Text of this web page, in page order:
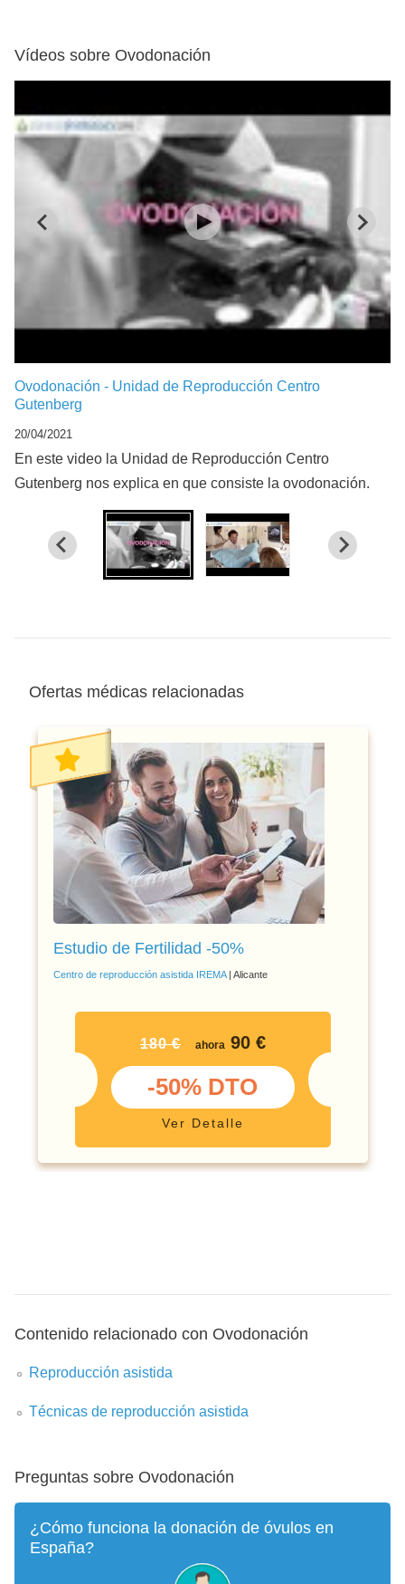
Vídeos sobre Ovodonación
Ovodonación - Unidad de Reproducción Centro
Gutenberg
20/04/2021
En este video la Unidad de Reproducción Centro
Gutenberg nos explica en que consiste la ovodonación.
Ofertas médicas relacionadas
Estudio de Fertilidad -50%
Centro de reproducción asistida IREMA| Alicante
180 € ahora 90 €
-50% DTO
Ver Detalle
Contenido relacionado con Ovodonación
Reproducción asistida
Técnicas de reproducción asistida
Preguntas sobre Ovodonación
¿Cómo funciona la donación de óvulos en
España?